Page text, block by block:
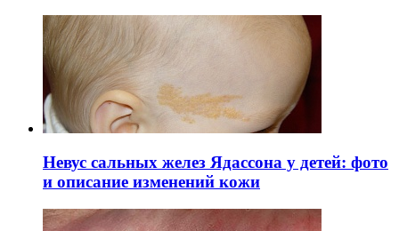
Невус сальных желез Ядассона у детей: фото
и описание изменений кожи